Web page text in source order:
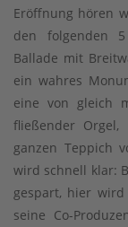
Eröffnung hören
den folgenden
Ballade mit
ein wahres
eine von gleich
fließender
ganzen Teppich
wird schnell klar:
gespart, hier
seine Co-